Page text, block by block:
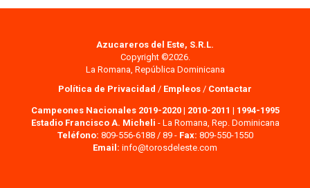
Azucareros del Este, S.R.L.
Copyright ©2026.
La Romana, República Dominicana
Política de Privacidad / Empleos / Contactar
Campeones Nacionales 2019-2020| 2010-2011 | 1994-1995
Estadio Francisco A. Micheli - La Romana, Rep. Dominicana
Teléfono: 809-556-6188 / 89 - Fax: 809-550-1550
Email: info@torosdeleste.com